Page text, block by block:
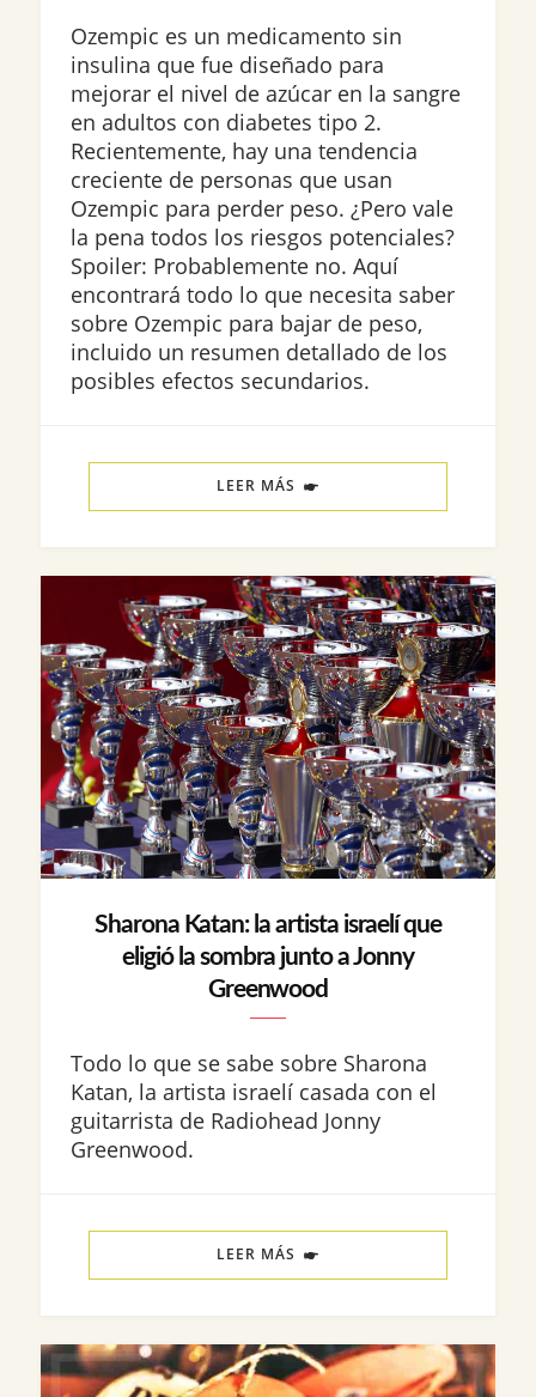
Ozempic es un medicamento sin
insulina que fue diseñado para
mejorar el nivel de azúcar en la sangre
en adultos con diabetes tipo 2.
Recientemente, hay una tendencia
creciente de personas que usan
Ozempic para perder peso. ¿Pero vale
la pena todos los riesgos potenciales?
Spoiler: Probablemente no. Aquí
encontrará todo lo que necesita saber
sobre Ozempic para bajar de peso,
incluido un resumen detallado de los
posibles efectos secundarios.
LEER MÁS
Sharona Katan: la artista israelí que
eligió la sombra junto a Jonny
Greenwood
Todo lo que se sabe sobre Sharona
Katan, la artista israelí casada con el
guitarrista de Radiohead Jonny
Greenwood.
LEER MÁS